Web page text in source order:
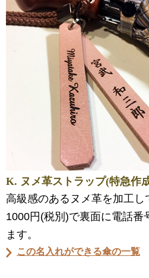
K. ヌメ革ストラップ(特急作
高級感のあるヌメ革を加工し
1000円(税別)で裏面に電話番
ます。
この名入れができる傘の一覧